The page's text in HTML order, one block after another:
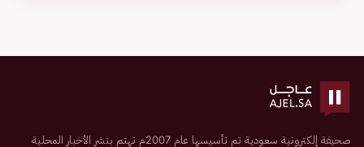
صحيفة إلكترونية سعودية تم تأسيسها عام 2007م تهتم بنشر الأخبار المحلية